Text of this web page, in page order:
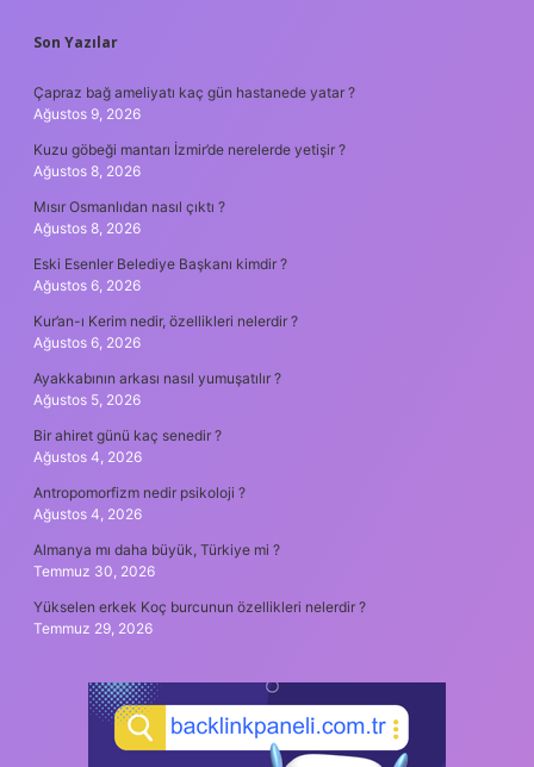
SIDEBAR
Son Yazılar
Çapraz bağ ameliyatı kaç gün hastanede yatar ?
Ağustos 9, 2026
Kuzu göbeği mantarı İzmir’de nerelerde yetişir ?
Ağustos 8, 2026
Mısır Osmanlıdan nasıl çıktı ?
Ağustos 8, 2026
Eski Esenler Belediye Başkanı kimdir ?
Ağustos 6, 2026
Kur’an-ı Kerim nedir, özellikleri nelerdir ?
Ağustos 6, 2026
Ayakkabının arkası nasıl yumuşatılır ?
Ağustos 5, 2026
Bir ahiret günü kaç senedir ?
Ağustos 4, 2026
Antropomorfizm nedir psikoloji ?
Ağustos 4, 2026
Almanya mı daha büyük, Türkiye mi ?
Temmuz 30, 2026
Yükselen erkek Koç burcunun özellikleri nelerdir ?
Temmuz 29, 2026